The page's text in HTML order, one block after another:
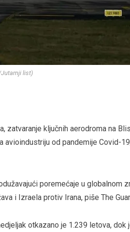
list)
zatvaranje ključnih aerodroma na
avioindustriju od pandemije Covid-
poremećaje u globalnom
i Izraela protiv Irana, piše The
otkazano je 1.239 letova, dok